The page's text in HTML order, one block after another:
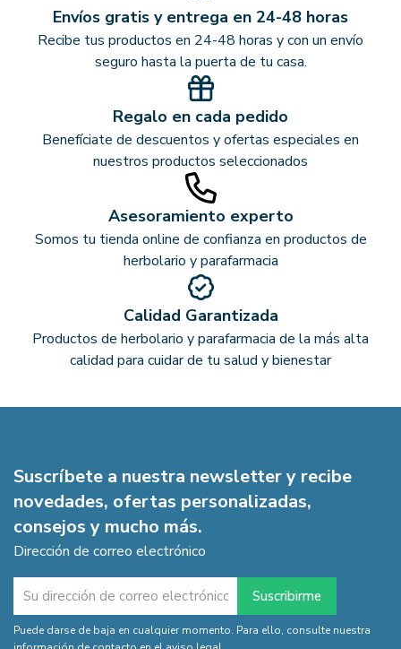
Envíos gratis y entrega en 24-48 horas
Recibe tus productos en 24-48 horas y con un envío
seguro hasta la puerta de tu casa.
Regalo en cada pedido
Benefíciate de descuentos y ofertas especiales en
nuestros productos seleccionados
Asesoramiento experto
Somos tu tienda online de confianza en productos de
herbolario y parafarmacia
Calidad Garantizada
Productos de herbolario y parafarmacia de la más alta
calidad para cuidar de tu salud y bienestar
Suscríbete a nuestra newsletter y recibe
novedades, ofertas personalizadas,
consejos y mucho más.
Dirección de correo electrónico
Puede darse de baja en cualquier momento. Para ello, consulte nuestra